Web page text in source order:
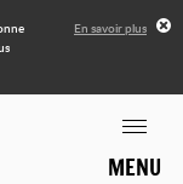
En savoir plus
MENU